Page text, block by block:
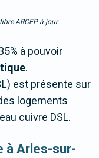
ARCEP à jour.
à pouvoir
.
) est présente sur
logements
cuivre DSL.
à Arles-sur-